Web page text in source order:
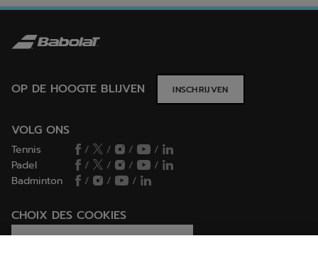
OP DE HOOGTE BLIJVEN INSCHRIJVEN
VOLG ONS
Tennis / / /
/
Padel
/ / /
/
Badminton
/ / /
CHOIX DES COOKIES